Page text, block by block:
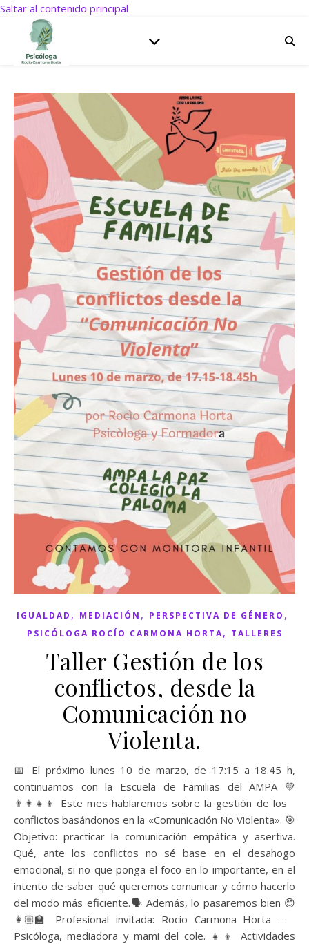
Saltar al contenido principal
IGUALDAD , MEDIACIÓN , PERSPECTIVA DE GÉNERO ,
PSICÓLOGA ROCÍO CARMONA HORTA, TALLERES
Taller Gestión de los
conflictos, desde la
Comunicación no
Violenta.
📅 El próximo lunes 10 de marzo, de 17:15 a 18.45 h,
continuamos con la Escuela de Familias del AMPA 💚
👨‍👩‍👧‍👦 Este mes hablaremos sobre la gestión de los
conflictos basándonos en la «Comunicación No Violenta». 🎯
Objetivo: practicar la comunicación empática y asertiva.
Qué, ante los conflictos no sé base en el desahogo
emocional, si no que ponga el foco en lo importante, en el
intento de saber qué queremos comunicar y cómo hacerlo
del modo más eficiente.🗣 Además, lo pasaremos bien 😊
👩🏼‍🏫 Profesional invitada: Rocío Carmona Horta –
Psicóloga, mediadora y mami del cole. 👧👦 Actividades